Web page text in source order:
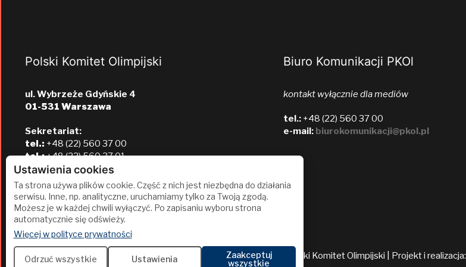
Polski Komitet Olimpijski
ul. Wybrzeże Gdyńskie 4
01-531 Warszawa
Sekretariat:
tel.: +48 (22) 560 37 00
tel.:+48 (22) 560 37 01
e-mail:pkol@pkol.pl
Biuro Komunikacji PKOl
kontakt wyłącznie dla mediów
tel.:+48 (22) 560 37 00
e-mail: biurokomunikacji@pkol.pl
2026 Polski Komitet Olimpijski | Projekt i realizacja:
Ustawienia cookies
Ta strona używa plików cookie. Część z nich jest niezbędna do działania
serwisu. Inne, np. analityczne, uruchamiamy tylko za Twoją zgodą.
Możesz je w każdej chwili wyłączyć. Po zapisaniu wyboru strona
automatycznie się odświeży.
Więcej w polityce prywatności(otwiera się w nowej karcie)
Odrzuć wszystkie Ustawienia
Zaakceptuj
wszystkie